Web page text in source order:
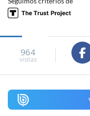
964
visitas